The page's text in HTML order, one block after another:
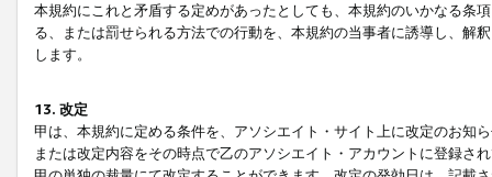
本規約にこれと矛盾する定めがあったとしても、本規約のいかなる条
る、または罰せられる方法での行動を、本規約の当事者に誘導し、解
します。
13. 改定
甲は、本規約に定める条件を、アソシエイト・サイト上に改定のお知
または改定内容をその時点で乙のアソシエイト・アカウントに登録さ